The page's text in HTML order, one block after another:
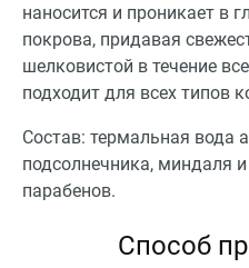
наносится и проникает в
покрова, придавая
шелковистой в течение
подходит для всех типов
Состав: термальная вода
подсолнечника, миндаля
парабенов.
Способ